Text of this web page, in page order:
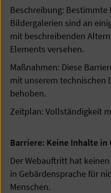
Beschreibung: Bestimmte
Bildergalerien sind an
mit beschreibenden
Elements versehen.
Maßnahmen: Diese
mit unserem technischen
behoben.
Zeitplan: Vollständigkeit
Barriere: Keine Inhalte in
Der Webauftritt hat
in Gebärdensprache für
Menschen.